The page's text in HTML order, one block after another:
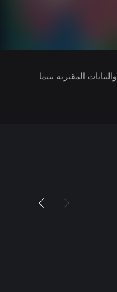
يتلقى ناشرو الألعاب التي تقوم بتشغيلها وصولاً إلى معلومات ملف تعريفك في Xbox والبيانات المقترنة بينما